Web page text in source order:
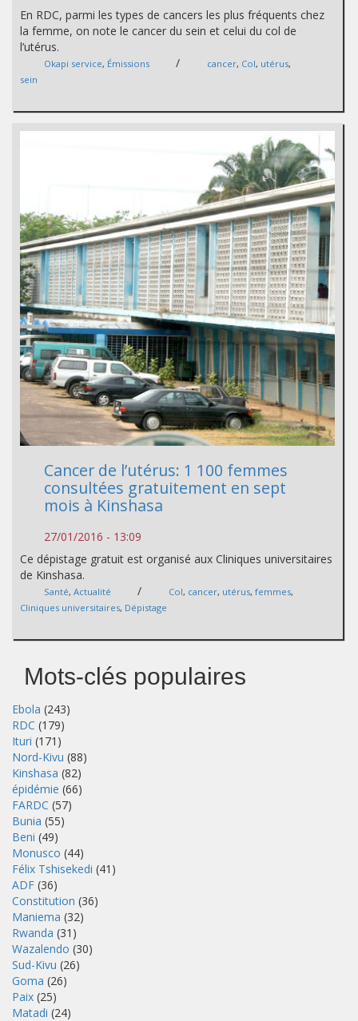
En RDC, parmi les types de cancers les plus fréquents chez
la femme, on note le cancer du sein et celui du col de
l’utérus.
Okapi service, Émissions / cancer, Col, utérus,
sein
Cancer de l’utérus: 1 100 femmes
consultées gratuitement en sept
mois à Kinshasa
27/01/2016 - 13:09
Ce dépistage gratuit est organisé aux Cliniques universitaires
de Kinshasa.
Santé, Actualité / Col, cancer, utérus, femmes,
Cliniques universitaires, Dépistage
Mots-clés populaires
Ebola (243)
RDC (179)
Ituri (171)
Nord-Kivu (88)
Kinshasa (82)
épidémie (66)
FARDC (57)
Bunia (55)
Beni (49)
Monusco (44)
Félix Tshisekedi (41)
ADF (36)
Constitution (36)
Maniema (32)
Rwanda (31)
Wazalendo (30)
Sud-Kivu (26)
Goma (26)
Paix (25)
Matadi (24)